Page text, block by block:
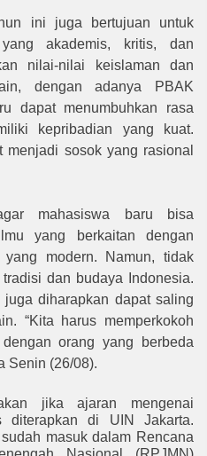
ini juga bertujuan untuk
akademis, kritis, dan
nilai-nilai keislaman dan
dengan adanya PBAK
dapat menumbuhkan rasa
kepribadian yang kuat.
menjadi sosok yang rasional
mahasiswa baru bisa
yang berkaitan dengan
modern. Namun, tidak
dan budaya Indonesia.
diharapkan dapat saling
“Kita harus memperkokoh
orang yang berbeda
Senin (26/08).
jika ajaran mengenai
diterapkan di UIN Jakarta.
masuk dalam Rencana